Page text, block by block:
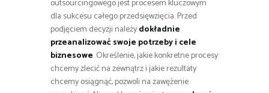
outsourcingowego jest procesem kluczowym
dla sukcesu całego przedsięwzięcia. Przed
podjęciem decyzji należydokładnie
przeanalizować swoje potrzeby i cele
biznesowe. Określenie, jakie konkretne procesy
chcemy zlecić na zewnątrz i jakie rezultaty
chcemy osiągnąć, pozwoli na zawężenie